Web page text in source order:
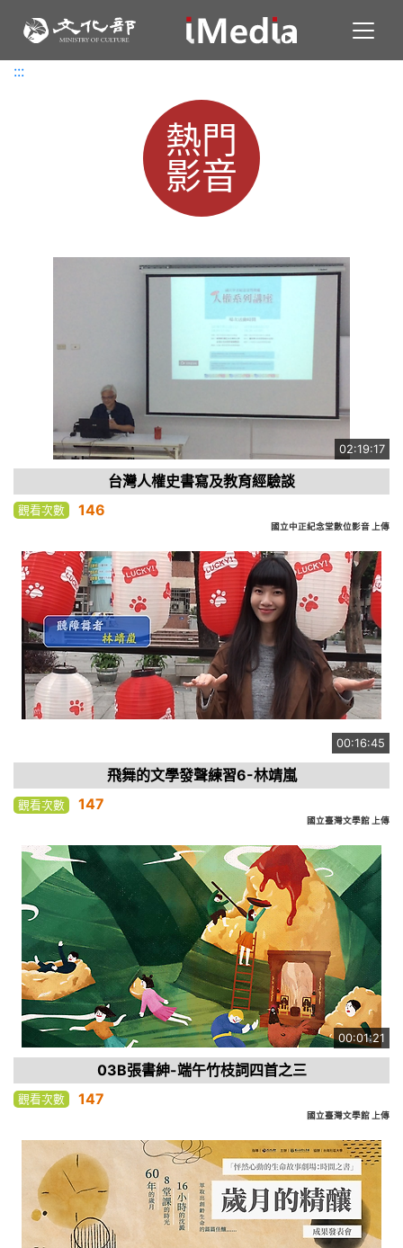
:::
:::
熱門
影音
02:19:17
台灣人權史書寫及教育經驗談
觀看次數 146
國立中正紀念堂數位影音 上傳
00:16:45
飛舞的文學發聲練習6-林靖嵐
觀看次數 147
國立臺灣文學館 上傳
00:01:21
03B張書紳-端午竹枝詞四首之三
觀看次數 147
國立臺灣文學館 上傳